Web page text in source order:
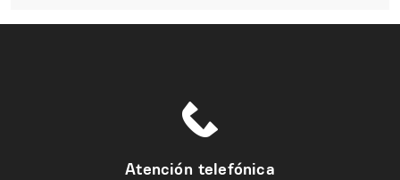
Atención telefónica